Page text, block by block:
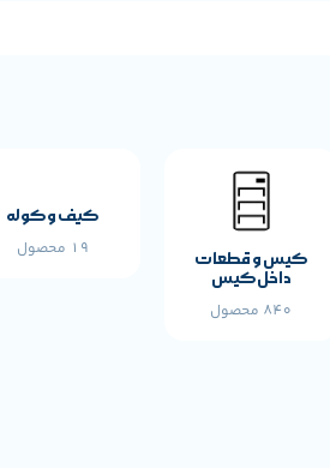
کیس و قطعات
داخل کیس
840 محصول
کیف و کوله
19 محصول